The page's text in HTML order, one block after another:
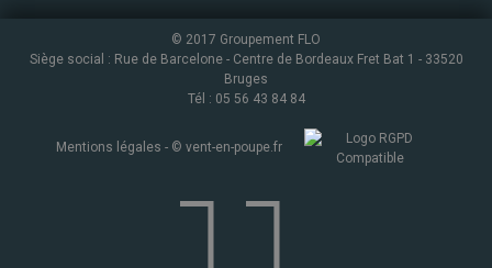
© 2017 Groupement FLO
Siège social : Rue de Barcelone - Centre de Bordeaux Fret Bat 1 - 33520
Bruges
Tél : 05 56 43 84 84
Mentions légales - © vent-en-poupe.fr